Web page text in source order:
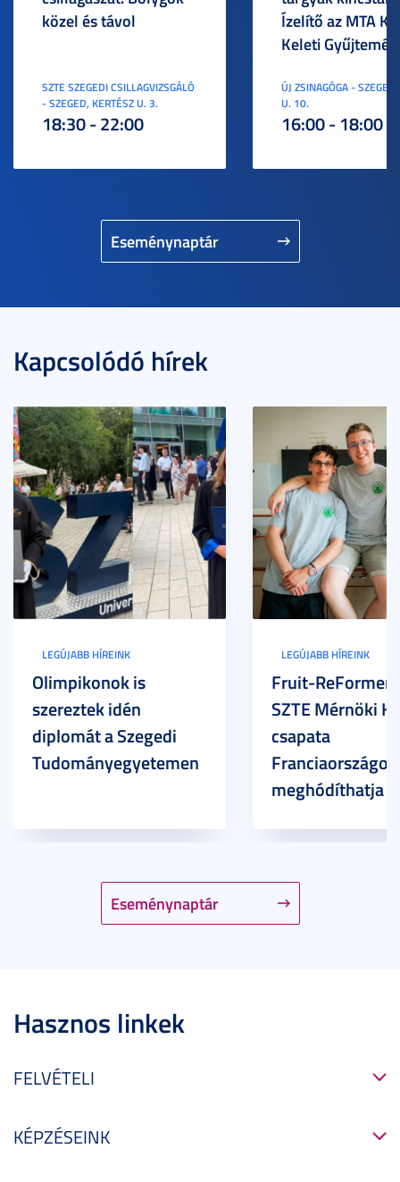
Eseménynaptár
közel és távol
SZTE SZEGEDI CSILLAGVIZSGÁLÓ
- SZEGED, KERTÉSZ U. 3.
18:30 - 22:00
Ízelítő az MTA
Keleti
ÚJ ZSINAGÓGA -
U. 10.
16:00 - 18:00
Kapcsolódó hírek
Eseménynaptár
LEGÚJABB HÍREINK
Olimpikonok is
szereztek idén
diplomát a Szegedi
Tudományegyetemen
LEGÚJABB HÍREINK
Fruit-
SZTE Mérnöki
csapata
Franciaországot
meghódíthatja
Hasznos linkek
FELVÉTELI
KÉPZÉSEINK